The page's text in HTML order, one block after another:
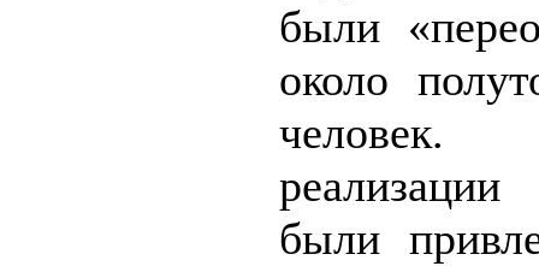
были
около
были